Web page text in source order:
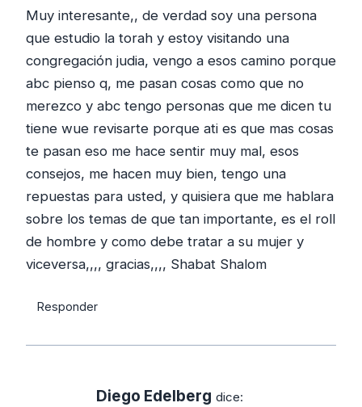
Muy interesante,, de verdad soy una persona
que estudio la torah y estoy visitando una
congregación judia, vengo a esos camino porque
abc pienso q, me pasan cosas como que no
merezco y abc tengo personas que me dicen tu
tiene wue revisarte porque ati es que mas cosas
te pasan eso me hace sentir muy mal, esos
consejos, me hacen muy bien, tengo una
repuestas para usted, y quisiera que me hablara
sobre los temas de que tan importante, es el roll
de hombre y como debe tratar a su mujer y
viceversa,,,, gracias,,,, Shabat Shalom
Responder
Diego Edelberg dice: